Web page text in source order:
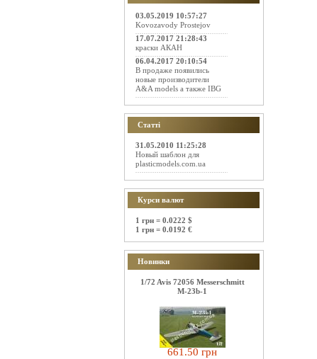
03.05.2019 10:57:27
Kovozavody Prostejov
17.07.2017 21:28:43
краски АКАН
06.04.2017 20:10:54
В продаже появились
новые производители
A&A models а также IBG
Статті
31.05.2010 11:25:28
Новый шаблон для
plasticmodels.com.ua
Курси валют
1 грн = 0.0222 $
1 грн = 0.0192 €
Новинки
1/72 Avis 72056 Messerschmitt
M-23b-1
661.50 грн